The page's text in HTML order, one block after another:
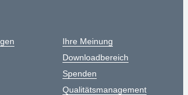
Ihre Meinung
Downloadbereich
Spenden
Qualitätsmanagement